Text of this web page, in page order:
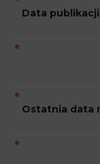
Data
Ostatnia data